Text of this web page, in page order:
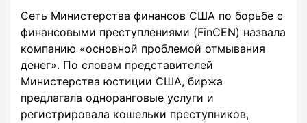
Сеть Министерства финансов США по борьбе с
финансовыми преступлениями (FinCEN) назвала
компанию «основной проблемой отмывания
денег». По словам представителей
Министерства юстиции США, биржа
предлагала одноранговые услуги и
регистрировала кошельки преступников,